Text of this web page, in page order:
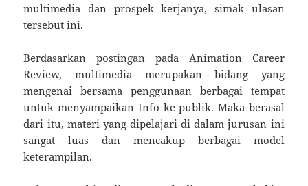
multimedia dan prospek kerjanya, simak ulasan
tersebut ini.
Berdasarkan postingan pada Animation Career
Review, multimedia merupakan bidang yang
mengenai bersama penggunaan berbagai tempat
untuk menyampaikan Info ke publik. Maka berasal
dari itu, materi yang dipelajari di dalam jurusan ini
sangat luas dan mencakup berbagai model
keterampilan.